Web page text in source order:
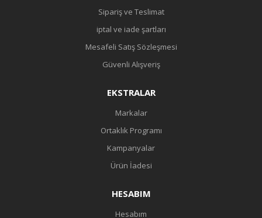
Sipariş ve Teslimat
iptal ve iade şartları
Mesafeli Satış Sözleşmesi
Güvenli Alışveriş
EKSTRALAR
Markalar
Ortaklık Programı
Kampanyalar
Ürün İadesi
HESABIM
Hesabım